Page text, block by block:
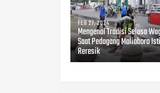
FEB 27, 2024
Mengenal Tradisi Selasa
Saat Pedagang Malioboro
Reresik